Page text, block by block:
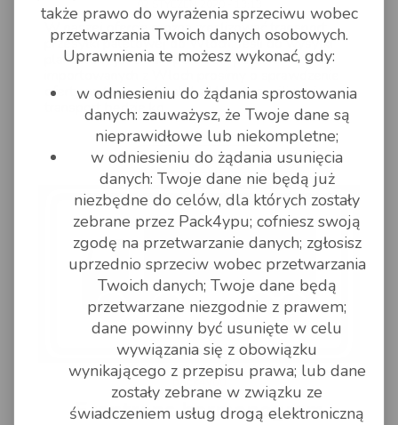
02 STYCZEŃ 2020 - 13:13
W naszej ofercie można zrealizować transport
przesyłki paletowej do Włoch. Jeśli do wysyłki
planowany jest transport kilku paczek
oferty na transport palet z Włoch, możliwe że
transport będzie ko
czytaj dalej
pack4you
Erontrans harmonogram
także prawo do wyrażenia sprzeciwu wobec
przetwarzania Twoich danych osobowych.
Uprawnienia te możesz wykonać, gdy:
w odniesieniu do żądania sprostowania
danych: zauważysz, że Twoje dane są
nieprawidłowe lub niekompletne;
w odniesieniu do żądania usunięcia
danych: Twoje dane nie będą już
niezbędne do celów, dla których zostały
zebrane przez Pack4ypu; cofniesz swoją
zgodę na przetwarzanie danych; zgłosisz
uprzednio sprzeciw wobec przetwarzania
Twoich danych; Twoje dane będą
przetwarzane niezgodnie z prawem;
dane powinny być usunięte w celu
wywiązania się z obowiązku
wynikającego z przepisu prawa; lub dane
zostały zebrane w związku ze
świadczeniem usług drogą elektroniczną